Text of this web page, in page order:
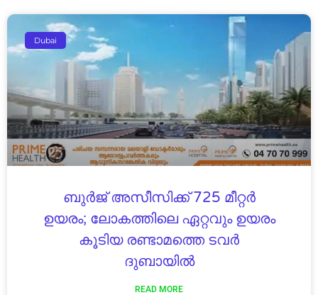
Dubai
ബുർജ് അസീസിക്ക് 725 മീറ്റർ
ഉയരം; ലോകത്തിലെ ഏറ്റവും ഉയരം
കൂടിയ രണ്ടാമത്തെ ടവർ
ദുബായിൽ
READ MORE